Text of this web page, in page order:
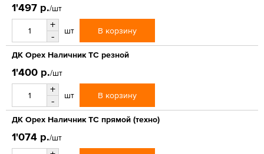
1'497 р./шт
+
-
шт В корзину
ДК Орех Наличник ТС резной
1'400 р./шт
+
-
шт В корзину
ДК Орех Наличник ТС прямой (техно)
1'074 р./шт